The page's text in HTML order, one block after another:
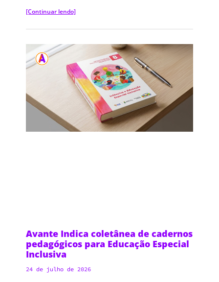
[Continuar lendo]
Avante Indica coletânea de cadernos
pedagógicos para Educação Especial
Inclusiva
24 de julho de 2026